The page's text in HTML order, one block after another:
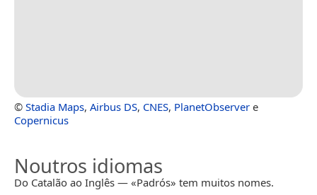
© Stadia Maps, Airbus DS, CNES, PlanetObserver e
Copernicus
Noutros idiomas
Do Catalão ao Inglês — «Padrós» tem muitos nomes.